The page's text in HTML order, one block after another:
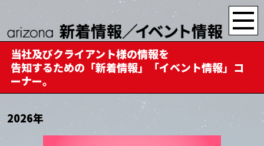
当社及びクライアント様の情報を
告知するための「新着情報」「イベント情報」コ
ーナー。
2026年